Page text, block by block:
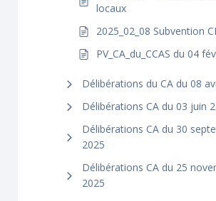
locaux
2025_02_08 Subvention
PV_CA_du_CCAS du 04
Délibérations du CA du 08
Délibérations CA du 03 juin
Délibérations CA du 30
2025
Délibérations CA du 25
2025